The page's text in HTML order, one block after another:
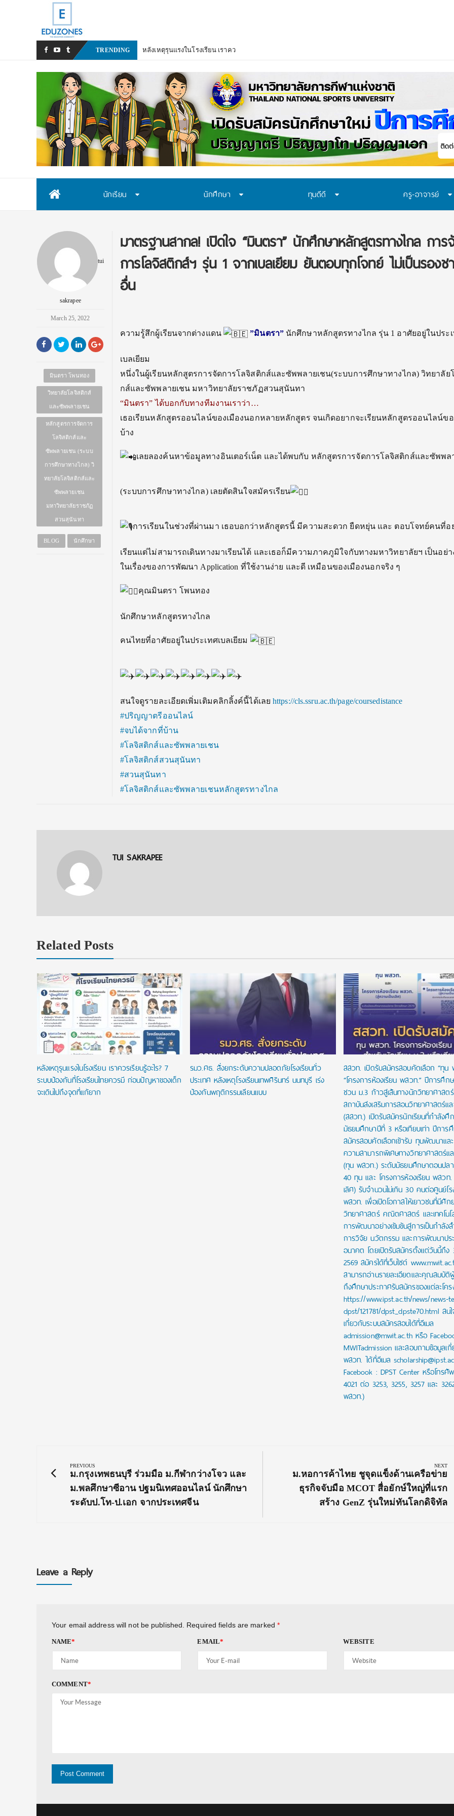
TRENDING
หลังเหตุรุนแรงในโรงเรียน เราควรเรียนรู้อะไร? 7 ระบบป้องกันที่โรงเรียนไทยควรมี ก่อนปั
นักเรียน นักศึกษา ทุนดีดี ครู-อาจารย์
tui
sakrapee
March 25, 2022
มินตรา โพนทอง
วิทยาลัยโลจิสติกส์
และซัพพลายเชน
หลักสูตรการจัดการ
โลจิสติกส์และ
ซัพพลายเชน (ระบบ
การศึกษาทางไกล) วิ
ทยาลัยโลจิสติกส์และ
ซัพพลายเชน
มหาวิทยาลัยราชภัฏ
สวนสุนันทา
BLOG นักศึกษา
มาตรฐานสากล! เปิดใจ “มินตรา” นักศึกษาหลักสูตรทางไกล การ
การโลจิสติกส์ฯ รุ่น 1 จากเบลเยียม ยันตอบทุกโจทย์ ไม่เป็นรองช
อื่น
ความรู้สึกผู้เรียนจากต่างแดน ”มินตรา” นักศึกษาหลักสูตรทางไกล รุ่น 1 อาศัยอยู่ในประ
เบลเยียม
หนึ่งในผู้เรียนหลักสูตรการจัดการโลจิสติกส์และซัพพลายเชน(ระบบการศึกษาทางไกล) วิทยาลัย
กส์และซัพพลายเชน มหาวิทยาลัยราชภัฏสวนสุนันทา
“มินตรา” ได้บอกกับทางทีมงานเราว่า…
เธอเรียนหลักสูตรออนไลน์ของเมืองนอกหลายหลักสูตร จนเกิดอยากจะเรียนหลักสูตรออนไลน์ข
บ้าง
เลยลองค้นหาข้อมูลทางอินเตอร์เน็ต และได้พบกับ หลักสูตรการจัดการโลจิสติกส์และซัพพล
(ระบบการศึกษาทางไกล) เลยตัดสินใจสมัครเรียน
การเรียนในช่วงที่ผ่านมา เธอบอกว่าหลักสูตรนี้ มีความสะดวก ยืดหยุ่น และ ตอบโจทย์คนที่อ
เรียนแต่ไม่สามารถเดินทางมาเรียนได้ และเธอก็มีความภาคภูมิใจกับทางมหาวิทยาลัยฯ เป็นอย่า
ในเรื่องของการพัฒนา Application ที่ใช้งานง่าย และดี เหมือนของเมืองนอกจริง ๆ
คุณมินตรา โพนทอง
นักศึกษาหลักสูตรทางไกล
คนไทยที่อาศัยอยู่ในประเทศเบลเยียม
สนใจดูรายละเอียดเพิ่มเติมคลิกลิ้งค์นี้ได้เลยhttps://cls.ssru.ac.th/page/coursedistance
#ปริญญาตรีออนไลน์
#จบได้จากที่บ้าน
#โลจิสติกส์และซัพพลายเชน
#โลจิสติกส์สวนสุนันทา
#สวนสุนันทา
#โลจิสติกส์และซัพพลายเชนหลักสูตรทางไกล
TUI SAKRAPEE
Related Posts
หลังเหตุรุนแรงในโรงเรียน เราควรเรียนรู้อะไร? 7
ระบบป้องกันที่โรงเรียนไทยควรมี ก่อนปัญหาของเด็ก
จะเดินไปถึงจุดที่แก้ยาก
รมว.ศธ. สั่งยกระดับความปลอดภัยโรงเรียนทั่ว
ประเทศ หลังเหตุโรงเรียนเทพศิรินทร์ นนทบุรี เร่ง
ป้องกันพฤติกรรมเลียนแบบ
สสวท. เปิดรับสมัครสอบคัดเลือก “ทุน
“โครงการห้องเรียน พสวท.” ปีการศึก
ชวน ม.3 ก้าวสู่เส้นทางนักวิทยาศาสต
สถาบันส่งเสริมการสอนวิทยาศาสตร์แล
(สสวท.) เปิดรับสมัครนักเรียนที่กำลังศึ
มัธยมศึกษาปีที่ 3 หรือเทียบเท่า ปีการ
สมัครสอบคัดเลือกเข้ารับ ทุนพัฒนาแล
ความสามารถพิเศษทางวิทยาศาสตร์แล
(ทุน พสวท.) ระดับมัธยมศึกษาตอนปล
40 ทุน และ โครงการห้องเรียน พสวท
เลิศ) รับจำนวนไม่เกิน 30 คนต่อศูนย์โร
พสวท. เพื่อเปิดโอกาสให้เยาวชนที่มีศั
วิทยาศาสตร์ คณิตศาสตร์ และเทคโน
การพัฒนาอย่างเข้มข้นสู่การเป็นกำลั
การวิจัย นวัตกรรม และการพัฒนาปร
อนาคต โดยเปิดรับสมัครตั้งแต่วันนี้ถึง
2569 สมัครได้ที่เว็บไซต์
สามารถอ่านรายละเอียดและคุณสมบั
ถึงศึกษาประกาศรับสมัครของแต่ละโค
https://www.ipst.ac.th/news/news-
dpst/121781/dpst_dpste70.html สน
เกี่ยวกับระบบสมัครสอบได้ที่อีเมล
admission@mwit.ac.th หรือ
MWITadmission และสอบถามข้อมูลเ
พสวท. ได้ที่อีเมล
Facebook : DPST Center หรือโทร
4021 ต่อ 3253, 3255, 3257 และ
พสวท.)
navigation
PREVIOUS
Previous
Post:
ม.กรุงเทพธนบุรี ร่วมมือ ม.กีฬากว่างโจว และ
ม.พลศึกษาซีอาน ปฐมนิเทศออนไลน์ นักศึกษา
ระดับป.โท-ป.เอก จากประเทศจีน
NEXT
Next
Post:
ม.หอการค้าไทย ชูจุดแข็งด้านเครือข่าย
ธุรกิจจับมือ MCOT สื่อยักษ์ใหญ่ที่แรก
สร้าง GenZ รุ่นใหม่ทันโลกดิจิทัล
Leave a Reply
Your email address will not be published. Required fields are marked *
NAME* EMAIL* WEBSITE
COMMENT*